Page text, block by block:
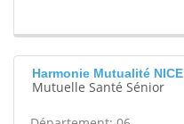
Harmonie Mutualité NICE
Mutuelle Santé Sénior